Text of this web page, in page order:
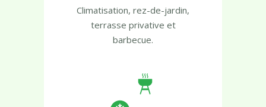
mobilité réduite et un T2.
Climatisation, rez-de-jardin,